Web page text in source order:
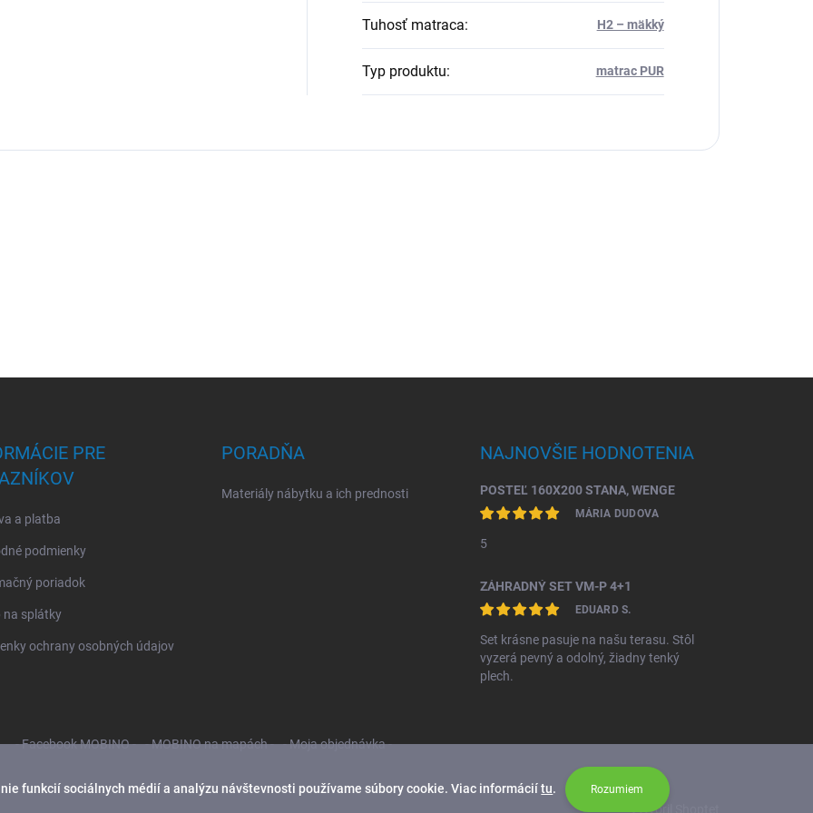
funkcií sociálnych médií a analýzu návštevnosti používame súbory cookie. Viac informáciítu. Rozumiem
Tuhosť matraca: H2 – mäkký
Typ produktu: matrac PUR
PRE
a platba
podmienky
poriadok
na splátky
ochrany osobných údajov
PORADŇA
Materiály nábytku a ich prednosti
NAJNOVŠIE HODNOTENIA
POSTEĽ 160X200 STANA, WENGE
MÁRIA DUDOVA
5
ZÁHRADNÝ SET VM-P 4+1
EDUARD S.
Set krásne pasuje na našu terasu. Stôl
vyzerá pevný a odolný, žiadny tenký
plech.
- Facebook MOBINO - - MOBINO na mapách - - Moja objednávka -
Vytvoril Shoptet